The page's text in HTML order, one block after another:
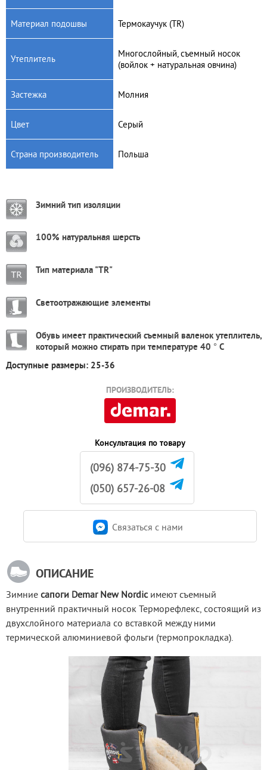
Материал подошвы Термокаучук (TR)
Утеплитель
Многослойный, съемный носок
(войлок + натуральная овчина)
Застежка Молния
Цвет Серый
Страна производитель Польша
Зимний тип изоляции
100% натуральная шерсть
Тип материала "TR"
Светоотражающие элементы
Обувь имеет практический съемный валенок утеплитель,
который можно стирать при температуре 40 ° С
Доступные размеры: 25-36
ПРОИЗВОДИТЕЛЬ:
Консультация по товару
(096) 874-75-30
(050) 657-26-08
Связаться c нами
ОПИСАНИЕ
Зимние сапоги Demar New Nordic имеют съемный
внутренний практичный носок Терморефлекс, состоящий из
двухслойного материала со вставкой между ними
термической алюминиевой фольги (термопрокладка).